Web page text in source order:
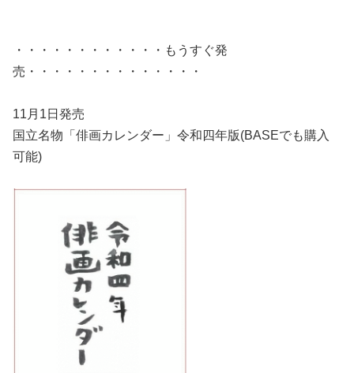
・・・・・・・・・・・・もうすぐ発
売・・・・・・・・・・・・・・
11月1日発売
国立名物「俳画カレンダー」令和四年版(BASEでも購入
可能)